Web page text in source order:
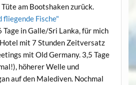
am Bootshaken zurück.
fliegende Fische"
in Galle/Sri Lanka, für mich
mit 7 Stunden Zeitversatz
mit Old Germany. 3,5 Tage
höherer Welle und
auf den Malediven. Nochmal